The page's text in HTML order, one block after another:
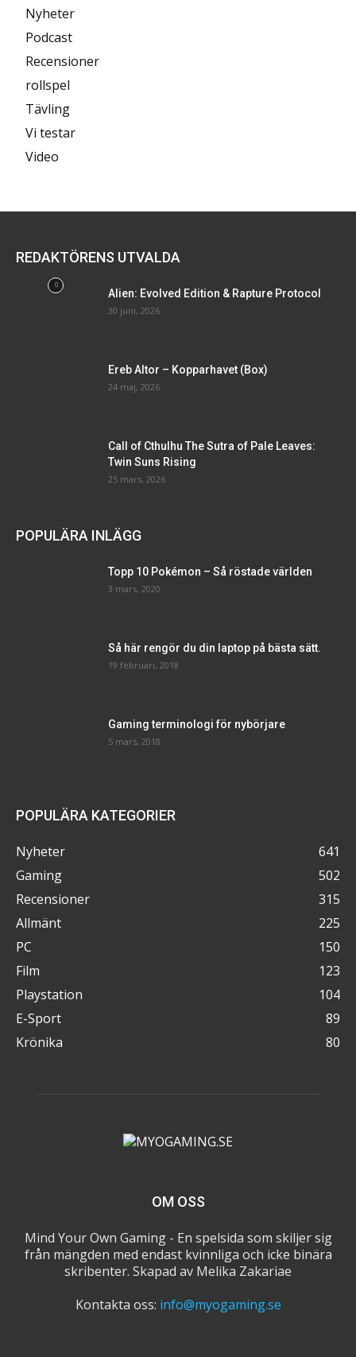
Nyheter
Podcast
Recensioner
rollspel
Tävling
Vi testar
Video
REDAKTÖRENS UTVALDA
Alien: Evolved Edition & Rapture Protocol
30 juni, 2026
Ereb Altor – Kopparhavet (Box)
24 maj, 2026
Call of Cthulhu The Sutra of Pale Leaves:
Twin Suns Rising
25 mars, 2026
POPULÄRA INLÄGG
Topp 10 Pokémon – Så röstade världen
3 mars, 2020
Så här rengör du din laptop på bästa sätt.
19 februari, 2018
Gaming terminologi för nybörjare
5 mars, 2018
POPULÄRA KATEGORIER
Nyheter
641
Gaming
502
Recensioner
315
Allmänt
225
PC
150
Film
123
Playstation
104
E-Sport
89
Krönika
80
OM OSS
Mind Your Own Gaming - En spelsida som skiljer sig
från mängden med endast kvinnliga och icke binära
skribenter. Skapad av Melika Zakariae
Kontakta oss: info@myogaming.se